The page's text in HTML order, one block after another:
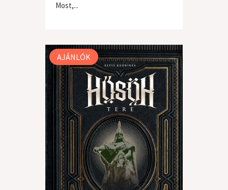
Most,...
világzene / folk
AJÁNLÓK